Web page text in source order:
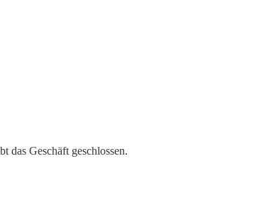
das Geschäft geschlossen.